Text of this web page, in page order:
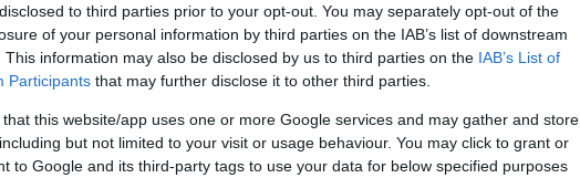
to third parties prior to your opt-out. You may separately opt-out of the
of your personal information by third parties on the IAB’s list of downstream
This information may also be disclosed by us to third parties on the IAB’s List of
Participants that may further disclose it to other third parties.
that this website/app uses one or more Google services and may gather and store
but not limited to your visit or usage behaviour. You may click to grant or
to Google and its third-party tags to use your data for below specified purposes